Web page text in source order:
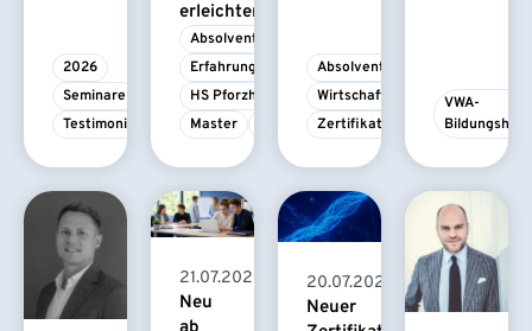
2026
Seminare
Testimonial
erleichtert
Absolvent/-in
Erfahrungsbericht
HS Pforzheim
Master
Absolvent/-in
Wirtschaftspsychologie
Zertifikatskurs
VWA-
Bildungshaus
21.07.2026
Neu
20.07.2026
Neuer